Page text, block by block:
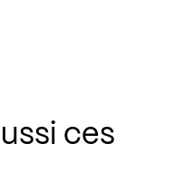
ces